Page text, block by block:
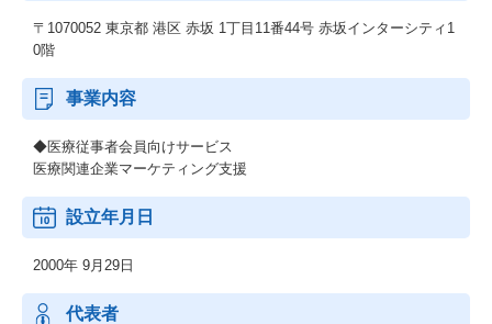
〒1070052 東京都 港区 赤坂 1丁目11番44号 赤坂インターシティ1
0階
事業内容
◆医療従事者会員向けサービス
医療関連企業マーケティング支援
設立年月日
2000年 9月29日
代表者